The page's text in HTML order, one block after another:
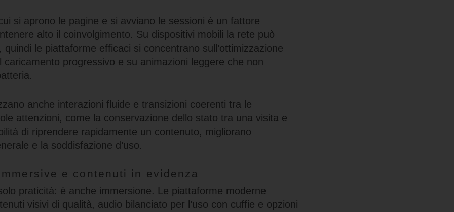
si aprono le pagine e si avviano le sessioni è un fattore
alto il coinvolgimento. Su dispositivi mobili la rete può
quindi le piattaforme efficaci si concentrano sull’ottimizzazione
caricamento progressivo e su animazioni leggere che non
anche interazioni fluide e transizioni coerenti tra le
attenzioni, come la conservazione dello stato tra una visita e
di riprendere rapidamente un contenuto, migliorano
e la soddisfazione d’uso.
e contenuti in evidenza
praticità: è anche immersione. Le piattaforme moderne
visivi di qualità, audio bilanciato per l’uso con cuffie e opzioni